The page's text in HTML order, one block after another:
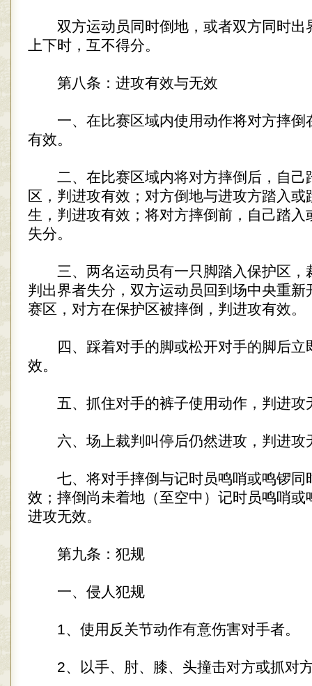
双方运动员同时倒地，或者双方同时出
上下时，互不得分。
第八条：进攻有效与无效
一、在比赛区域内使用动作将对方摔倒
有效。
二、在比赛区域内将对方摔倒后，自己
区，判进攻有效；对方倒地与进攻方踏入或
生，判进攻有效；将对方摔倒前，自己踏入
失分。
三、两名运动员有一只脚踏入保护区，
判出界者失分，双方运动员回到场中央重新
赛区，对方在保护区被摔倒，判进攻有效。
四、踩着对手的脚或松开对手的脚后立
效。
五、抓住对手的裤子使用动作，判进攻
六、场上裁判叫停后仍然进攻，判进攻
七、将对手摔倒与记时员鸣哨或鸣锣同
效；摔倒尚未着地（至空中）记时员鸣哨或
进攻无效。
第九条：犯规
一、侵人犯规
1、使用反关节动作有意伤害对手者。
2、以手、肘、膝、头撞击对方或抓对